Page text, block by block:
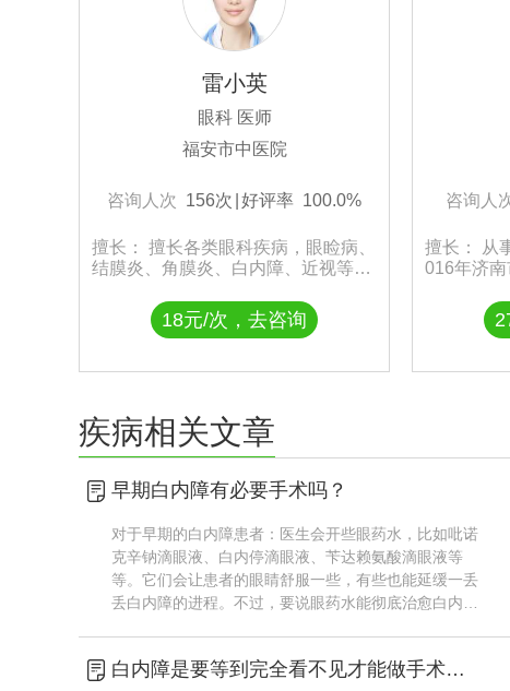
雷小英
眼科 医师
福安市中医院
咨询人次 156次 好评率 100.0%
擅长： 擅长各类眼科疾病，眼睑病、
结膜炎、角膜炎、白内障、近视等屈
18元/次，去咨询
咨询人
擅长： 从
016年济
疾病相关文章
早期白内障有必要手术吗？
对于早期的白内障患者：医生会开些眼药水，比如吡诺
克辛钠滴眼液、白内停滴眼液、苄达赖氨酸滴眼液等
等。它们会让患者的眼睛舒服一些，有些也能延缓一丢
丢白内障的进程。不过，要说眼药水能彻底治愈白内
白内障是要等到完全看不见才能做手术么？听说做过手术一年多，眼睛就又看不清了，是这样吗？